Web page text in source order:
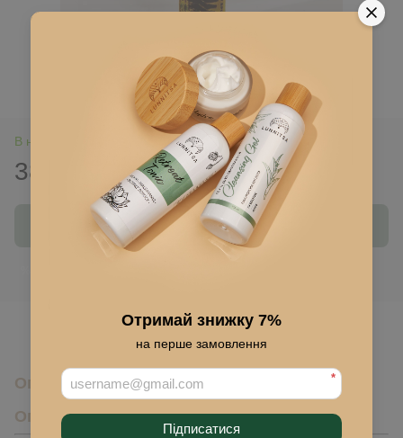
Отримай знижку 7%
на перше замовлення
*
Підписатися
В наличии
380 грн
Купить
В избранное
Описание
Описание